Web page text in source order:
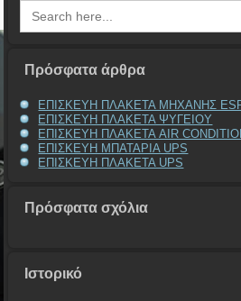
Search
for:
Πρόσφατα άρθρα
ΕΠΙΣΚΕΥΗ ΠΛΑΚΕΤΑ ΜΗΧΑΝΗΣ
ΕΠΙΣΚΕΥΗ ΠΛΑΚΕΤΑ ΨΥΓΕΙΟΥ
ΕΠΙΣΚΕΥΗ ΠΛΑΚΕΤΑ AIR
ΕΠΙΣΚΕΥΗ ΜΠΑΤΑΡΙΑ UPS
ΕΠΙΣΚΕΥΗ ΠΛΑΚΕΤΑ UPS
Πρόσφατα σχόλια
Ιστορικό